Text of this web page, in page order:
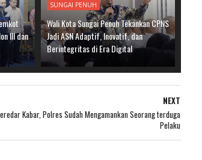
III dan
SUNGAI PENUH
Wali Kota Sungai Penuh Tekankan CPNS
Jadi ASN Adaptif, Inovatif, dan
Berintegritas di Era Digital
NEXT
Kabar, Polres Sudah Mengamankan Seorang terduga
Pelaku